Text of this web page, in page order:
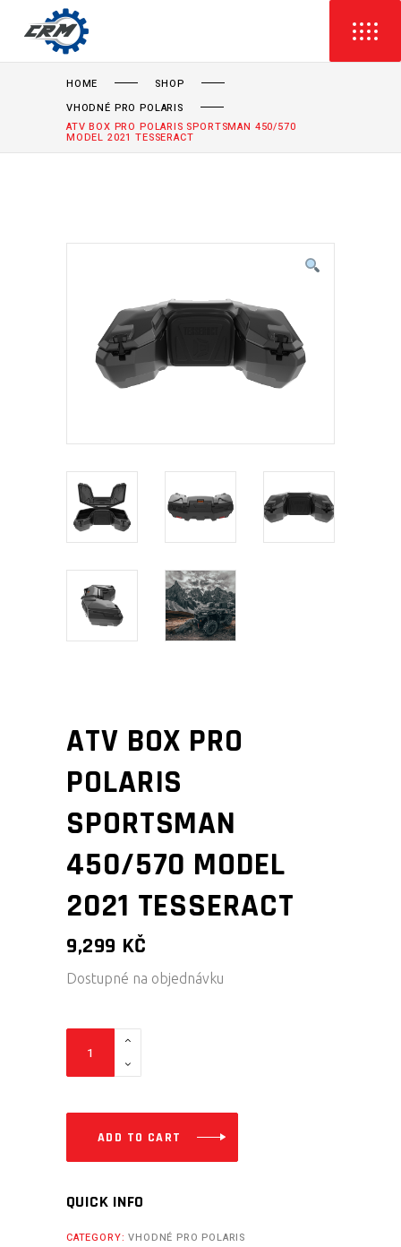
HOME
SHOP
VHODNÉ PRO POLARIS
ATV BOX PRO POLARIS SPORTSMAN 450/570
MODEL 2021 TESSERACT
ATV BOX PRO
POLARIS
SPORTSMAN
450/570 MODEL
2021 TESSERACT
9,299 KČ
Dostupné na objednávku
POLARIS
SPORTSMAN
450/570
2021
TESSERACT
ADD TO CART
QUICK INFO
CATEGORY:VHODNÉ PRO POLARIS